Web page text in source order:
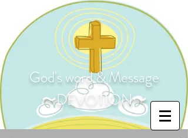
God's word & Message
〜DEVOTION〜